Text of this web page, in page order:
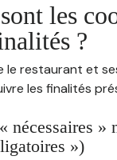
les
?
le restaurant et
les finalités
nécessaires
»)